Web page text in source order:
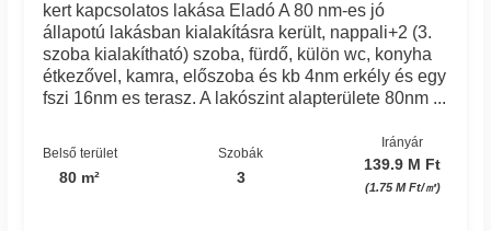
kert kapcsolatos lakása Eladó A 80 nm-es jó
állapotú lakásban kialakításra került, nappali+2 (3.
szoba kialakítható) szoba, fürdő, külön wc, konyha
étkezővel, kamra, előszoba és kb 4nm erkély és egy
fszi 16nm es terasz. A lakószint alapterülete 80nm ...
Belső terület
80 m²
Szobák
3
Irányár
139.9 M Ft
(1.75 M Ft/㎡)